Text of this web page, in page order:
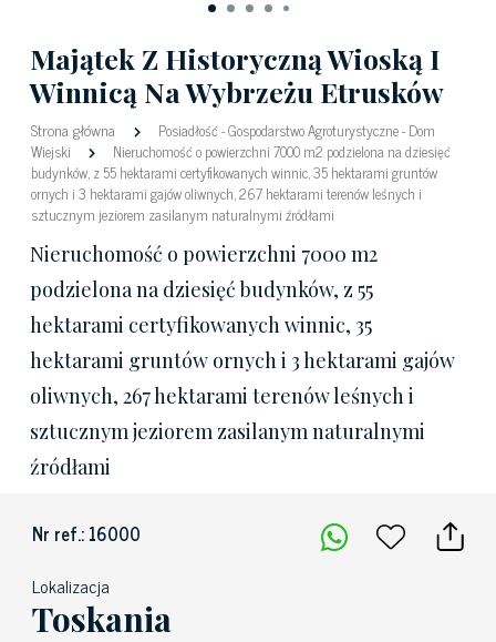
Majątek Z Historyczną Wioską I
Winnicą Na Wybrzeżu Etrusków
Strona główna Posiadłość-Gospodarstwo Agroturystyczne-Dom
Wiejski
Nieruchomość o powierzchni 7000 m2 podzielona na dziesięć
budynków, z 55 hektarami certyfikowanych winnic, 35 hektarami gruntów
ornych i 3 hektarami gajów oliwnych, 267 hektarami terenów leśnych i
sztucznym jeziorem zasilanym naturalnymi źródłami
Nieruchomość o powierzchni 7000 m2
podzielona na dziesięć budynków, z 55
hektarami certyfikowanych winnic, 35
hektarami gruntów ornych i 3 hektarami gajów
oliwnych, 267 hektarami terenów leśnych i
sztucznym jeziorem zasilanym naturalnymi
źródłami
Nr ref.: 16000
Lokalizacja
Toskania